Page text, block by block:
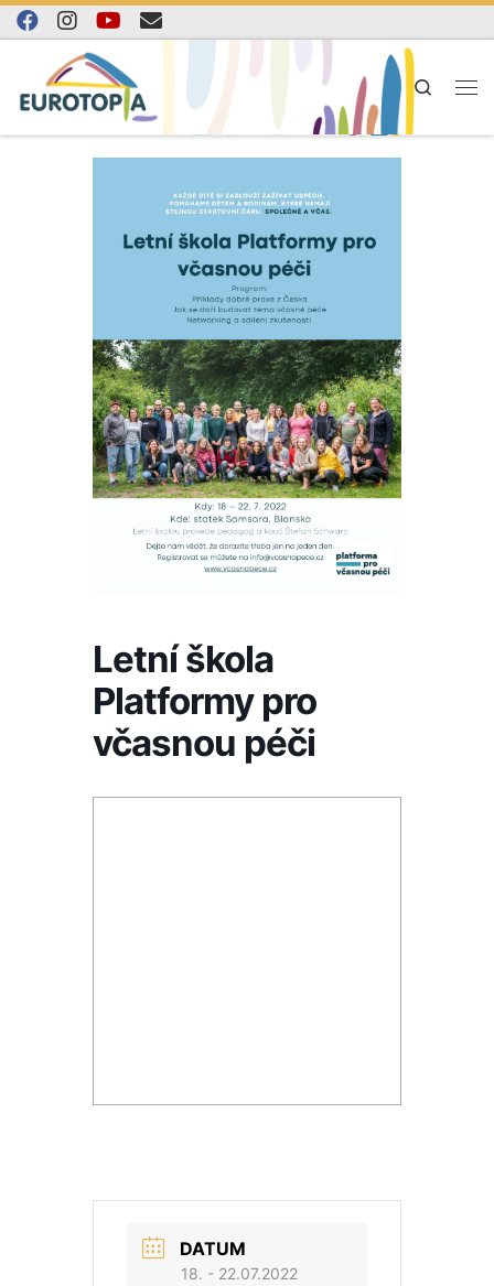
Skip to content
Search
Letní škola
Platformy pro
včasnou péči
DATUM
18. - 22.07.2022